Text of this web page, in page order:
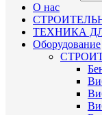
О нас
ТЕХНИКА
Оборудование